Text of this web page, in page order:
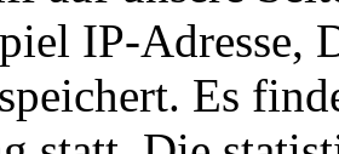
IP-Adresse,
Es